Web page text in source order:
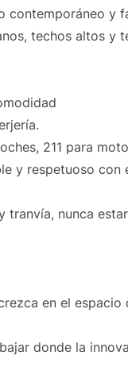
contemporáneo y
techos altos y
211 para
y respetuoso con
nunca
en el espacio
donde la